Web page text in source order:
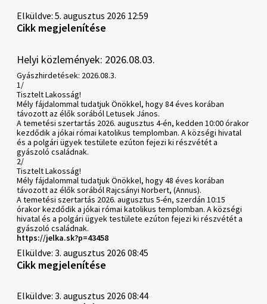
Elküldve: 5. augusztus 2026 12:59
Cikk megjelenítése
Helyi közlemények: 2026.08.03.
Gyászhirdetések: 2026.08.3.
1/
Tisztelt Lakosság!
Mély fájdalommal tudatjuk Önökkel, hogy 84 éves korában
távozott az élők sorából Letusek János.
A temetési szertartás 2026. augusztus 4-én, kedden 10:00 órakor
kezdődik a jókai római katolikus templomban. A községi hivatal
és a polgári ügyek testülete ezúton fejezi ki részvétét a
gyászoló családnak.
2/
Tisztelt Lakosság!
Mély fájdalommal tudatjuk Önökkel, hogy 48 éves korában
távozott az élők sorából Rajcsányi Norbert, (Annus).
A temetési szertartás 2026. augusztus 5-én, szerdán 10:15
órakor kezdődik a jókai római katolikus templomban. A községi
hivatal és a polgári ügyek testülete ezúton fejezi ki részvétét a
gyászoló családnak.
https://jelka.sk?p=43458
Elküldve: 3. augusztus 2026 08:45
Cikk megjelenítése
Elküldve: 3. augusztus 2026 08:44